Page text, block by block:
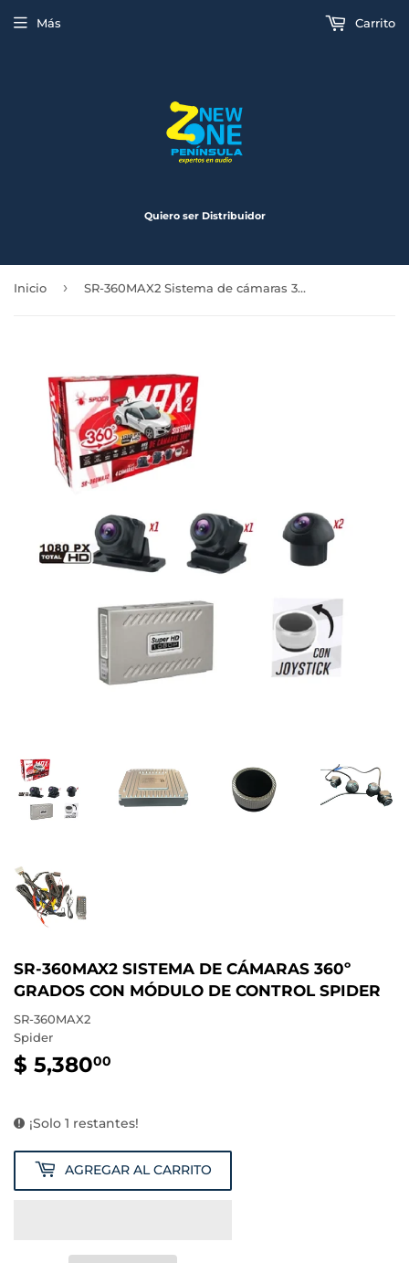
Quiero ser Distribuidor
Más Carrito
Inicio › SR-360MAX2 Sistema de cámaras 360º grados con módulo de control Spider
SR-360MAX2 SISTEMA DE CÁMARAS 360º
GRADOS CON MÓDULO DE CONTROL SPIDER
SR-360MAX2
Spider
$ 5,38000
¡Solo 1 restantes!
AGREGAR AL CARRITO